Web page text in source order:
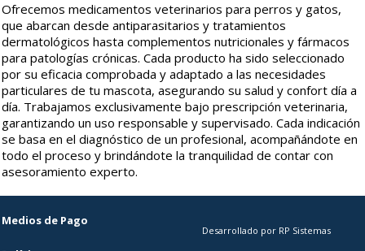
Ofrecemos medicamentos veterinarios para perros y gatos,
que abarcan desde antiparasitarios y tratamientos
dermatológicos hasta complementos nutricionales y fármacos
para patologías crónicas. Cada producto ha sido seleccionado
por su eficacia comprobada y adaptado a las necesidades
particulares de tu mascota, asegurando su salud y confort día a
día. Trabajamos exclusivamente bajo prescripción veterinaria,
garantizando un uso responsable y supervisado. Cada indicación
se basa en el diagnóstico de un profesional, acompañándote en
todo el proceso y brindándote la tranquilidad de contar con
asesoramiento experto.
Medios de Pago
Desarrollado por RP Sistemas